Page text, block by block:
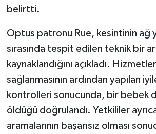
belirtti.
Optus patronu Rue, kesintinin ağ
sırasında tespit edilen teknik bir
kaynaklandığını açıkladı.
sağlanmasının ardından yapılan
kontrolleri sonucunda, bir bebek
öldüğü doğrulandı. Yetkililer
aramalarının başarısız olması